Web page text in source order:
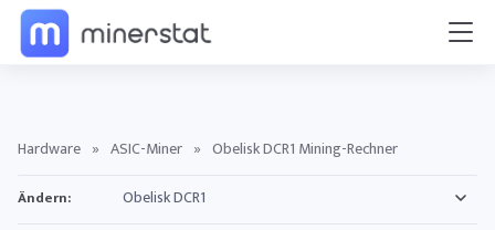
Hardware » ASIC-Miner » Obelisk DCR1 Mining-Rechner
Ändern: